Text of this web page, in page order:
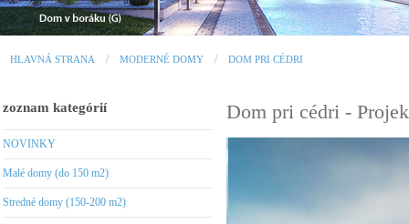
HLAVNÁ STRANA MODERNÉ DOMY DOM PRI CÉDRI
zoznam kategórií
NOVINKY
Malé domy (do 150 m2)
Stredné domy (150-200 m2)
Dom pri cédri -